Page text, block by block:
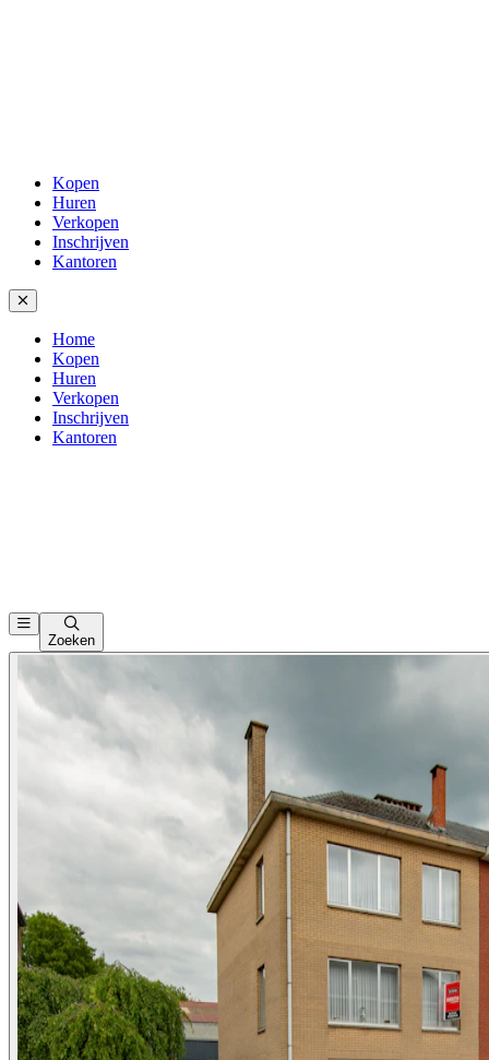
Kopen
Huren
Verkopen
Inschrijven
Kantoren
Home
Kopen
Huren
Verkopen
Inschrijven
Kantoren
Zoeken